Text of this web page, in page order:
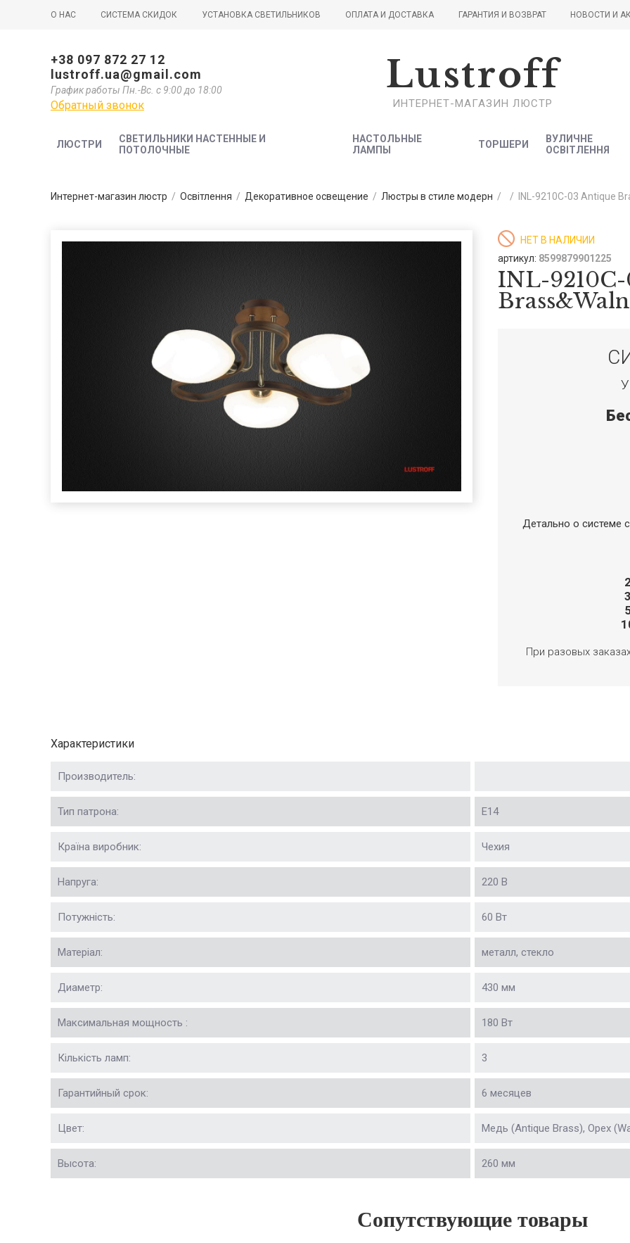
О НАС СИСТЕМА СКИДОК УСТАНОВКА СВЕТИЛЬНИКОВ ОПЛАТА И ДОСТАВКА ГАРАНТИЯ И ВОЗВРАТ НОВОСТИ И
+38 097 872 27 12
lustroff.ua@gmail.com
График работы Пн.-Вс. с 9:00 до 18:00
Обратный звонок
Lustroff
ИНТЕРНЕТ-МАГАЗИН ЛЮСТР
ЛЮСТРИ
СВЕТИЛЬНИКИ НАСТЕННЫЕ И
ПОТОЛОЧНЫЕ
НАСТОЛЬНЫЕ
ЛАМПЫ
ТОРШЕРИ
ВУЛИЧНЕ
ОСВІТЛЕННЯ
Интернет-магазин люстр / Освітлення / Декоративное освещение / Люстры в стиле модерн / / INL-9210C-03 Antique
НЕТ В НАЛИЧИИ
артикул: 8599879901225
INL-
Детально о системе
При разовых
Характеристики
Производитель:
Тип патрона: Е14
Країна виробник: Чехия
Напруга: 220 В
Потужність: 60 Вт
Матеріал: металл, стекло
Диаметр: 430 мм
Максимальная мощность : 180 Вт
Кількість ламп: 3
Гарантийный срок: 6 месяцев
Цвет: Медь (Antique Brass), Орех
Высота: 260 мм
Сопутствующие товары